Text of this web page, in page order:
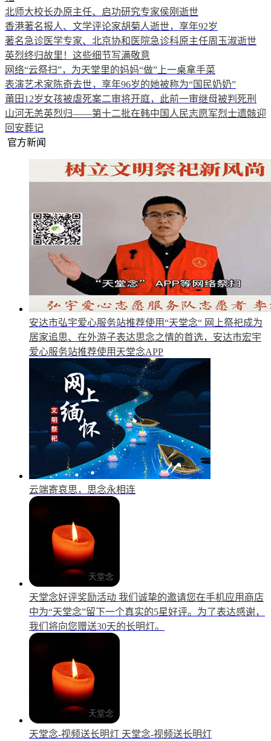
北师大校长办原主任、启功研究专家侯刚逝世
香港著名报人、文学评论家胡菊人逝世，享年92岁
著名急诊医学专家、北京协和医院急诊科原主任周玉淑逝世
英烈终归故里！这些细节写满敬意
网络“云祭扫”，为天堂里的妈妈“做”上一桌拿手菜
表演艺术家陈奇去世，享年96岁的她被称为“国民奶奶”
莆田12岁女孩被虐死案二审将开庭，此前一审继母被判死刑
山河无恙英烈归——第十二批在韩中国人民志愿军烈士遗骸迎
回安葬记
官方新闻
安达市弘宇爱心服务站推荐使用“天堂念“ 网上祭祀成为
居家追思、在外游子表达思念之情的首选，安达市宏宇
爱心服务站推荐使用天堂念APP
云端寄哀思，思念永相连
天堂念好评奖励活动 我们诚挚的邀请您在手机应用商店
中为“天堂念”留下一个真实的5星好评。为了表达感谢，
我们将向您赠送30天的长明灯。
天堂念-视频送长明灯 天堂念-视频送长明灯